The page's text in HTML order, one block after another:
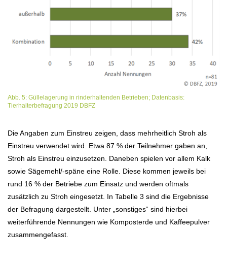
Abb. 5: Güllelagerung in rinderhaltenden Betrieben; Datenbasis:
Tierhalterbefragung 2019 DBFZ
Die Angaben zum Einstreu zeigen, dass mehrheitlich Stroh als
Einstreu verwendet wird. Etwa 87 % der Teilnehmer gaben an,
Stroh als Einstreu einzusetzen. Daneben spielen vor allem Kalk
sowie Sägemehl/-späne eine Rolle. Diese kommen jeweils bei
rund 16 % der Betriebe zum Einsatz und werden oftmals
zusätzlich zu Stroh eingesetzt. In Tabelle 3 sind die Ergebnisse
der Befragung dargestellt. Unter „sonstiges“ sind hierbei
weiterführende Nennungen wie Komposterde und Kaffeepulver
zusammengefasst.